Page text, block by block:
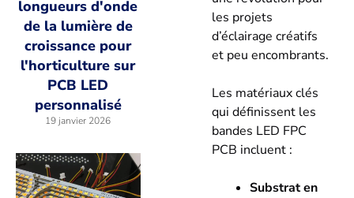
longueurs d'onde
de la lumière de
croissance pour
l'horticulture sur
PCB LED
personnalisé
19 janvier 2026
les projets
d’éclairage créatifs
et peu encombrants.
Les matériaux clés
qui définissent les
bandes LED FPC
PCB incluent :
Substrat en